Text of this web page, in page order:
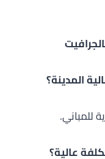
المدينة؟
للمباني.
عالية؟